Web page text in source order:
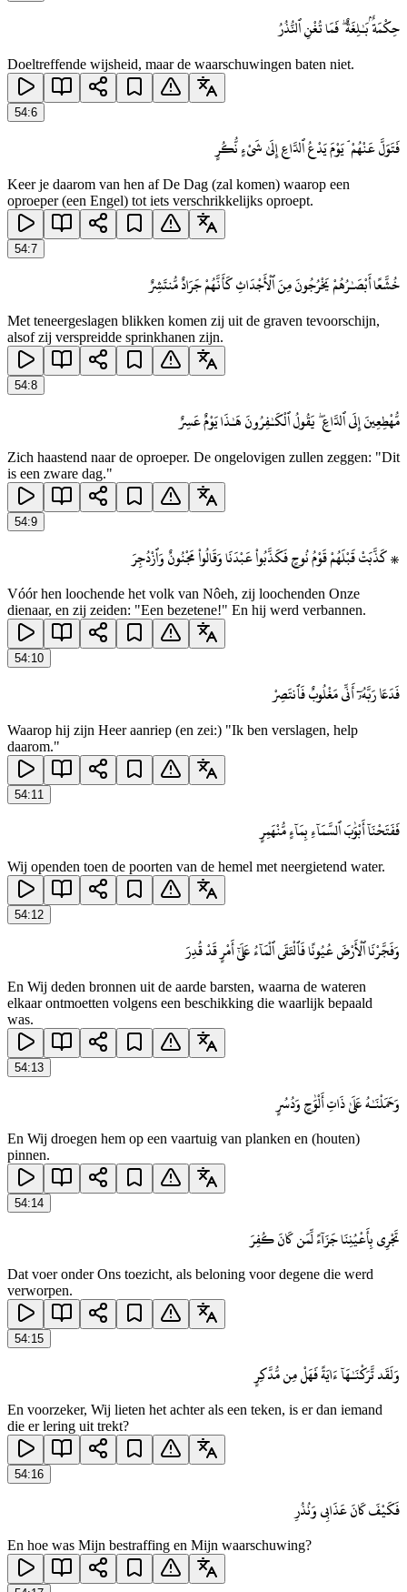
حِكْمَةٌۢ بَـٰلِغَةٌ ۖ فَمَا تُغْنِ ٱلنُّذُرُ
Doeltreffende wijsheid, maar de waarschuwingen baten niet.
54:6
فَتَوَلَّ عَنْهُمْ ۘ يَوْمَ يَدْعُ ٱلدَّاعِ إِلَىٰ شَىْءٍ نُّكُرٍ
Keer je daarom van hen af De Dag (zal komen) waarop een
oproeper (een Engel) tot iets verschrikkelijks oproept.
54:7
خُشَّعًا أَبْصَـٰرُهُمْ يَخْرُجُونَ مِنَ ٱلْأَجْدَاثِ كَأَنَّهُمْ جَرَادٌ مُّنتَشِرٌ
Met teneergeslagen blikken komen zij uit de graven tevoorschijn,
alsof zij verspreidde sprinkhanen zijn.
54:8
مُّهْطِعِينَ إِلَى ٱلدَّاعِ ۖ يَقُولُ ٱلْكَـٰفِرُونَ هَـٰذَا يَوْمٌ عَسِرٌ
Zich haastend naar de oproeper. De ongelovigen zullen zeggen: "Dit
is een zware dag."
54:9
۞ كَذَّبَتْ قَبْلَهُمْ قَوْمُ نُوحٍ فَكَذَّبُوا۟ عَبْدَنَا وَقَالُوا۟ مَجْنُونٌ وَٱزْدُجِرَ
Vóór hen loochende het volk van Nôeh, zij loochenden Onze
dienaar, en zij zeiden: "Een bezetene!" En hij werd verbannen.
54:10
فَدَعَا رَبَّهُۥٓ أَنِّى مَغْلُوبٌ فَٱنتَصِرْ
Waarop hij zijn Heer aanriep (en zei:) "Ik ben verslagen, help
daarom."
54:11
فَفَتَحْنَآ أَبْوَٰبَ ٱلسَّمَآءِ بِمَآءٍ مُّنْهَمِرٍ
Wij openden toen de poorten van de hemel met neergietend water.
54:12
وَفَجَّرْنَا ٱلْأَرْضَ عُيُونًا فَٱلْتَقَى ٱلْمَآءُ عَلَىٰٓ أَمْرٍ قَدْ قُدِرَ
En Wij deden bronnen uit de aarde barsten, waarna de wateren
elkaar ontmoetten volgens een beschikking die waarlijk bepaald
was.
54:13
وَحَمَلْنَـٰهُ عَلَىٰ ذَاتِ أَلْوَٰحٍ وَدُسُرٍ
En Wij droegen hem op een vaartuig van planken en (houten)
pinnen.
54:14
تَجْرِى بِأَعْيُنِنَا جَزَآءً لِّمَن كَانَ كُفِرَ
Dat voer onder Ons toezicht, als beloning voor degene die werd
verworpen.
54:15
وَلَقَد تَّرَكْنَـٰهَآ ءَايَةً فَهَلْ مِن مُّدَّكِرٍ
En voorzeker, Wij lieten het achter als een teken, is er dan iemand
die er lering uit trekt?
54:16
فَكَيْفَ كَانَ عَذَابِى وَنُذُرِ
En hoe was Mijn bestraffing en Mijn waarschuwing?